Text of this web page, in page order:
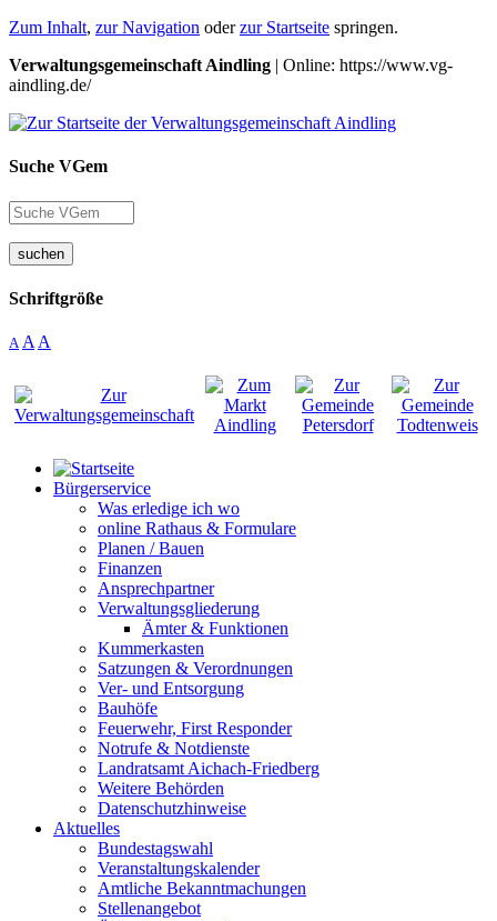
Zum Inhalt, zur Navigation oderzur Startseite springen.
Verwaltungsgemeinschaft Aindling | Online: https://www.vg-
aindling.de/
Suche VGem
suchen
Schriftgröße
A A A
Bürgerservice
Was erledige ich wo
online Rathaus & Formulare
Planen / Bauen
Finanzen
Ansprechpartner
Verwaltungsgliederung
Ämter & Funktionen
Kummerkasten
Satzungen & Verordnungen
Ver- und Entsorgung
Bauhöfe
Feuerwehr, First Responder
Notrufe & Notdienste
Landratsamt Aichach-Friedberg
Weitere Behörden
Datenschutzhinweise
Aktuelles
Bundestagswahl
Veranstaltungskalender
Amtliche Bekanntmachungen
Stellenangebot